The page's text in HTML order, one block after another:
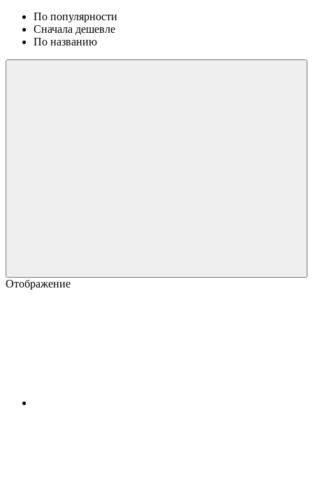
По популярности
Сначала дешевле
По названию
Отображение